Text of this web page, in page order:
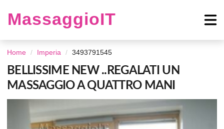
MassaggioIT
Home Imperia 3493791545
BELLISSIME NEW ..REGALATI UN
MASSAGGIO A QUATTRO MANI